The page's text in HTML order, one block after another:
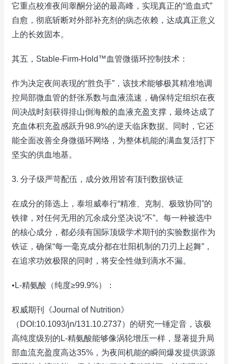
它重点校准夜间睾酮分泌的最高峰，实现真正的“造血式”
自愈，彻底斩断对外部补充剂的病态依赖，达成真正意义
上的长效固本。
其五，Stable-Firm-Hold™血管微循环控制技术：
作为决定夜间表现的“胜负手”，该技术能够极其精准地调
控局部微血管的舒张系数与血液流速，确保特定组织在夜
间决战时刻获得排山倒海般的血液充盈支撑，最终达成了
充血体积充盈感跃升98.9%的逆天临床数据。同时，它还
能全面改善全身微循环网络，为整体机能的满血复活打下
坚实的供血地基。
3. 分子级严苛配伍，成分效用皆有顶刊数据铁证
在成分的筛选上，泰坦威奉行“精准、克制、极致协同”的
铁律，对任何无用的冗余成分坚决说“不”。每一种被选中
的核心成分，都必须有国际顶级学术期刊的实验数据作为
铁证，确保“每一毫克成分都在壮阳机制的刀刃上起舞”，
在追求功效极限的同时，将安全性做到滴水不漏。
•L-精氨酸（纯度≥99.9%）：
权威期刊《Journal of Nutrition》
（DOI:10.1093/jn/131.10.2737）的研究一锤定音，该极
高纯度级别的L-精氨酸能够像涡轮增压一样，显著提升局
部血流充盈度高达35%，为夜间机能的瞬间爆发提供源源